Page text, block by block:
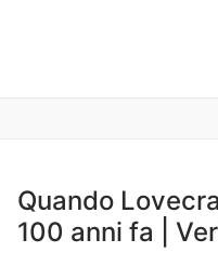
Quando
100 anni fa |